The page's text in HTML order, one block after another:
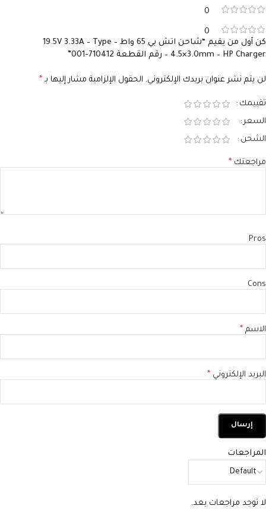
0
0
المراجعات
لا توجد مراجعات بعد.
كن أول من يقيم “شاحن اتش بي 65 واط – 19.5V 3.33A – Type
4.5×3.0mm – HP Charger – رقم القطعة 710412-001”
لن يتم نشر عنوان بريدك الإلكتروني. الحقول الإلزامية مشار إليها بـ *
تقييمك
السعر
الشحن
مراجعتك *
Pros
Cons
الاسم *
البريد الإلكتروني *